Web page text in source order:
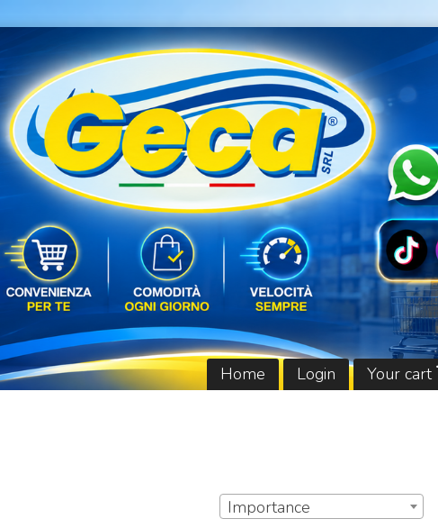
Home Login Your cart
Importance